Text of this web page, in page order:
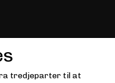
tredjeparter til at